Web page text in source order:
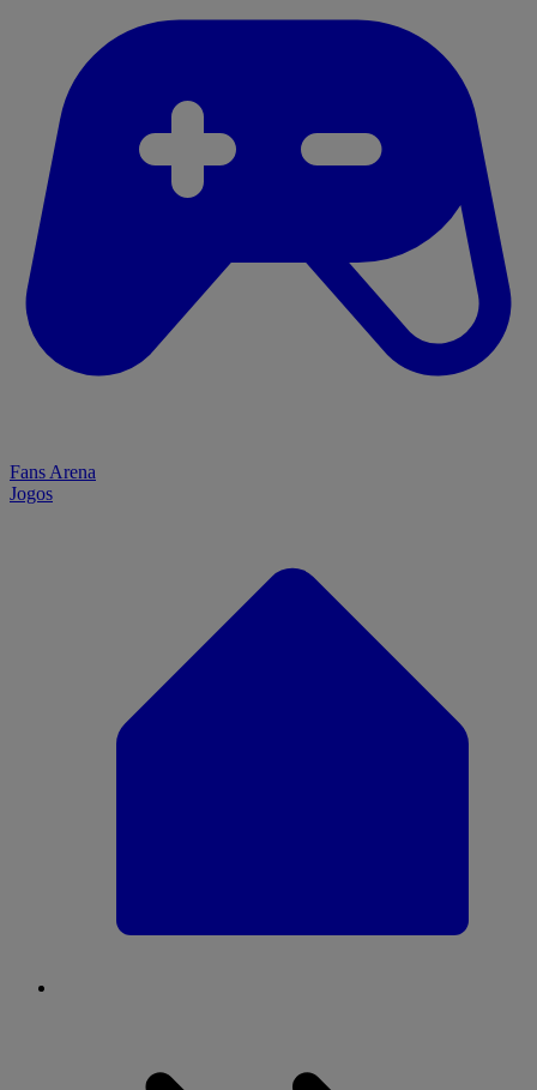
Fans Arena
Jogos